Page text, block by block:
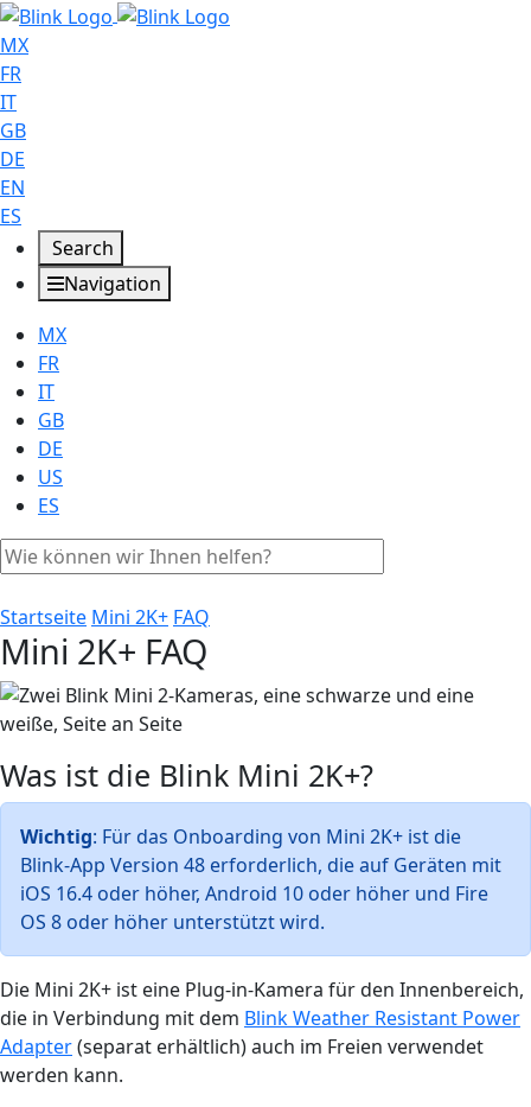
MX
FR
IT
GB
DE
EN
ES
Search
Navigation
MX
FR
IT
GB
DE
US
ES
Startseite Mini 2K+ FAQ
Mini 2K+ FAQ
Was ist die Blink Mini 2K+?
Wichtig: Für das Onboarding von Mini 2K+ ist die
Blink-App Version 48 erforderlich, die auf Geräten mit
iOS 16.4 oder höher, Android 10 oder höher und Fire
OS 8 oder höher unterstützt wird.
Die Mini 2K+ ist eine Plug-in-Kamera für den Innenbereich,
die in Verbindung mit dem Blink Weather Resistant Power
Adapter(separat erhältlich) auch im Freien verwendet
werden kann.